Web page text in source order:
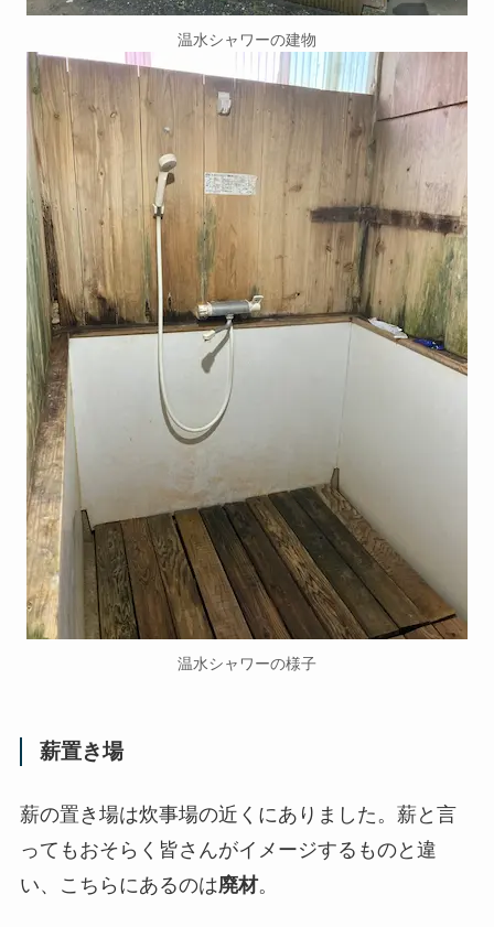
温水シャワーの建物
温水シャワーの様子
薪置き場
薪の置き場は炊事場の近くにありました。薪と言
ってもおそらく皆さんがイメージするものと違
い、こちらにあるのは廃材。